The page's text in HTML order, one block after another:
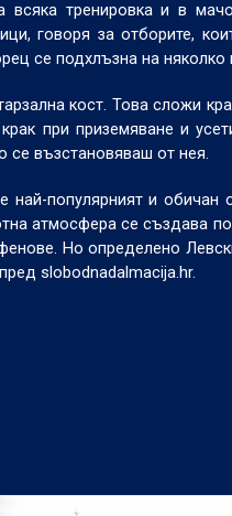
тренировка и в
говоря за отборите,
се подхлъзна на няколко
кост. Това сложи
при приземяване и
се възстановяваш от нея.
популярният и обичан
атмосфера се създава
Но определено
slobodnadalmacija.hr.